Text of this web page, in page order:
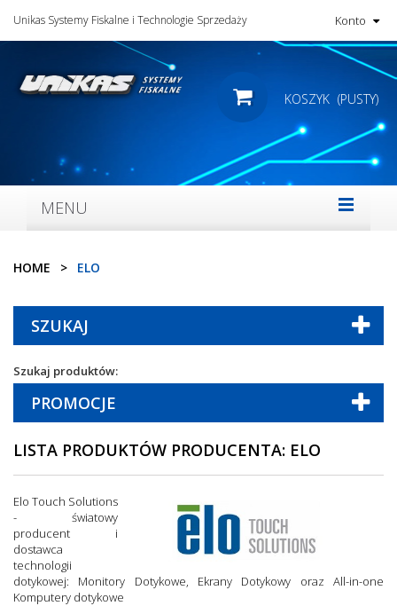
Konto
Unikas Systemy Fiskalne i Technologie Sprzedaży
KOSZYK (PUSTY)
MENU
HOME > ELO
SZUKAJ
Szukaj produktów:
PROMOCJE
LISTA PRODUKTÓW PRODUCENTA: ELO
Elo Touch Solutions
- światowy
producent i
dostawca
technologii
dotykowej: Monitory Dotykowe, Ekrany Dotykowy oraz All-in-one
Komputery dotykowe